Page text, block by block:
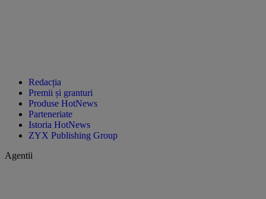
Redacția
Premii și granturi
Produse HotNews
Parteneriate
Istoria HotNews
ZYX Publishing Group
Agentii